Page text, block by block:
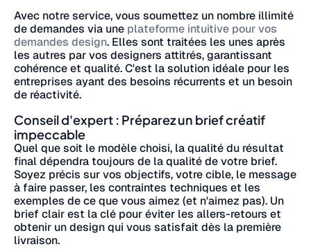
Avec notre service, vous soumettez un nombre illimité
de demandes via une plateforme intuitive pour vos
demandes design. Elles sont traitées les unes après
les autres par vos designers attitrés, garantissant
cohérence et qualité. C'est la solution idéale pour les
entreprises ayant des besoins récurrents et un besoin
de réactivité.
Conseil d'expert : Préparez un brief créatif
impeccable
Quel que soit le modèle choisi, la qualité du résultat
final dépendra toujours de la qualité de votre brief.
Soyez précis sur vos objectifs, votre cible, le message
à faire passer, les contraintes techniques et les
exemples de ce que vous aimez (et n'aimez pas). Un
brief clair est la clé pour éviter les allers-retours et
obtenir un design qui vous satisfait dès la première
livraison.